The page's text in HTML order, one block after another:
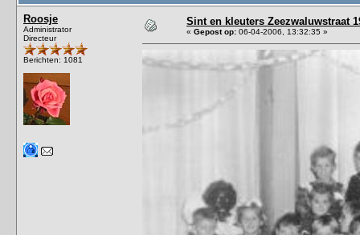
Roosje
Administrator
Directeur
Berichten: 1081
Sint en kleuters Zeezwaluwstraat
« Gepost op: 06-04-2006, 13:32:35 »